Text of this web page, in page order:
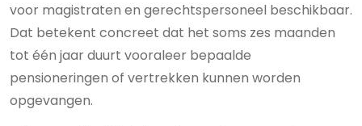
voor magistraten en gerechtspersoneel beschikbaar.
Dat betekent concreet dat het soms zes maanden
tot één jaar duurt vooraleer bepaalde
pensioneringen of vertrekken kunnen worden
opgevangen.